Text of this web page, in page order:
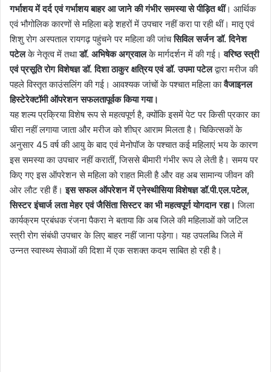
गर्भाशय में दर्द एवं गर्भाशय बाहर आ जाने की गंभीर समस्या से पीड़ित थीं। आर्थिक
एवं भौगोलिक कारणों से महिला बड़े शहरों में उपचार नहीं करा पा रही थीं। मातृ एवं
शिशु रोग अस्पताल रायगढ़ पहुंचने पर महिला की जांचसिविल सर्जन डॉ. दिनेश
पटेलके नेतृत्व में तथाडॉ. अभिषेक अग्रवालके मार्गदर्शन में की गई।वरिष्ठ स्त्री
एवं प्रसूति रोग विशेषज्ञ डॉ. दिशा ठाकुर क्षत्रिय एवं डॉ. उपमा पटेलद्वारा मरीज की
पहले विस्तृत काउंसलिंग की गई। आवश्यक जांचों के पश्चात महिला कावैजाइनल
हिस्टेरेक्टॉमी ऑपरेशन सफलतापूर्वक किया गया।
यह शल्य प्रक्रिया विशेष रूप से महत्वपूर्ण है, क्योंकि इसमें पेट पर किसी प्रकार का
चीरा नहीं लगाया जाता और मरीज को शीघ्र आराम मिलता है। चिकित्सकों के
अनुसार 45 वर्ष की आयु के बाद एवं मेनोपॉज के पश्चात कई महिलाएं भय के कारण
इस समस्या का उपचार नहीं करातीं, जिससे बीमारी गंभीर रूप ले लेती है। समय पर
किए गए इस ऑपरेशन से महिला को राहत मिली है और वह अब सामान्य जीवन की
ओर लौट रही हैं।इस सफल ऑपरेशन में एनेस्थीसिया विशेषज्ञ डॉ.पी.एल.पटेल,
सिस्टर इंचार्ज लता मेहर एवं जैसिंता सिस्टर का भी महत्वपूर्ण योगदान रहा। जिला
कार्यक्रम प्रबंधक रंजना पैकरा ने बताया कि अब जिले की महिलाओं को जटिल
स्त्री रोग संबंधी उपचार के लिए बाहर नहीं जाना पड़ेगा। यह उपलब्धि जिले में
उन्नत स्वास्थ्य सेवाओं की दिशा में एक सशक्त कदम साबित हो रही है।